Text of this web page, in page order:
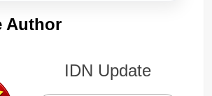
Author
IDN Update